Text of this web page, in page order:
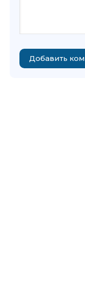
Добавить